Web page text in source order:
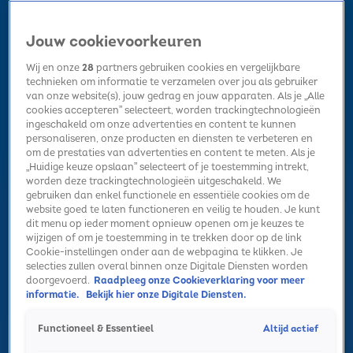
Home Radio luisteren Hitlijsten Acties Kerst Nieuws
Volg Sky Radio
Zoeken
HomeRadio luisterenActies Alle zendersSummer Top 101
Jouw cookievoorkeuren
Wij en onze28partners gebruiken cookies en vergelijkbare
technieken om informatie te verzamelen over jou als gebruiker
van onze website(s), jouw gedrag en jouw apparaten. Als je „Alle
cookies accepteren” selecteert, worden trackingtechnologieën
ingeschakeld om onze advertenties en content te kunnen
personaliseren, onze producten en diensten te verbeteren en
om de prestaties van advertenties en content te meten. Als je
„Huidige keuze opslaan” selecteert of je toestemming intrekt,
worden deze trackingtechnologieën uitgeschakeld. We
gebruiken dan enkel functionele en essentiële cookies om de
website goed te laten functioneren en veilig te houden. Je kunt
dit menu op ieder moment opnieuw openen om je keuzes te
wijzigen of om je toestemming in te trekken door op de link
Cookie-instellingen onder aan de webpagina te klikken. Je
selecties zullen overal binnen onze Digitale Diensten worden
doorgevoerd. Raadpleeg onze Cookieverklaring voor meer
informatie.
Bekijk hier onze Digitale Diensten.
Functioneel & Essentieel Altijd actief